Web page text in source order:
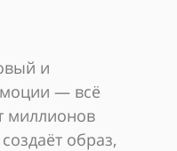
и
— всё
миллионов
образ,